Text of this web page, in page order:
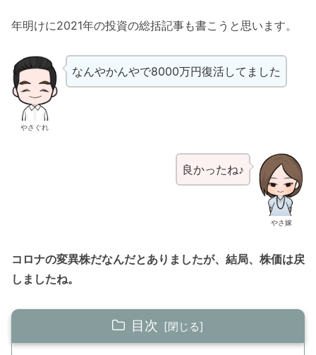
年明けに2021年の投資の総括記事も書こうと思います。
やさぐれ
なんやかんやで8000万円復活してました
やさ嫁
良かったね♪
コロナの変異株だなんだとありましたが、結局、株価は戻
しましたね。
目次